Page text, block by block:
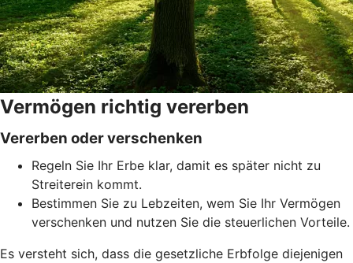
Vermögen richtig vererben
Vererben oder verschenken
Regeln Sie Ihr Erbe klar, damit es später nicht zu
Streiterein kommt.
Bestimmen Sie zu Lebzeiten, wem Sie Ihr Vermögen
verschenken und nutzen Sie die steuerlichen Vorteile.
Es versteht sich, dass die gesetzliche Erbfolge diejenigen